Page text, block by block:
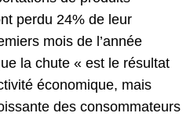
perdu 24% de leur
mois de l’année
la chute « est le résultat
économique, mais
des consommateurs